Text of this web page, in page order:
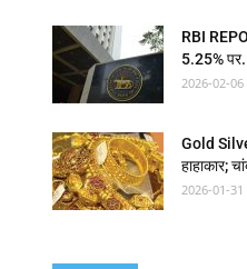
RBI
5.25%
2026-02-06
Gold
हाहाकार;
2026-01-31